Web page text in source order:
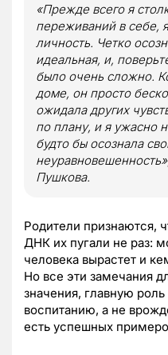
«Прежде всего я
переживаний в себе,
личность. Четко
идеальная, и,
было очень сложно.
доме, он просто
ожидала других
по плану, и я ужасно
будто бы осознала
Пушкова.
Родители признаются,
ДНК их пугали не раз:
человека вырастет и
Но все эти замечания
значения, главную
воспитанию, а не
есть успешных